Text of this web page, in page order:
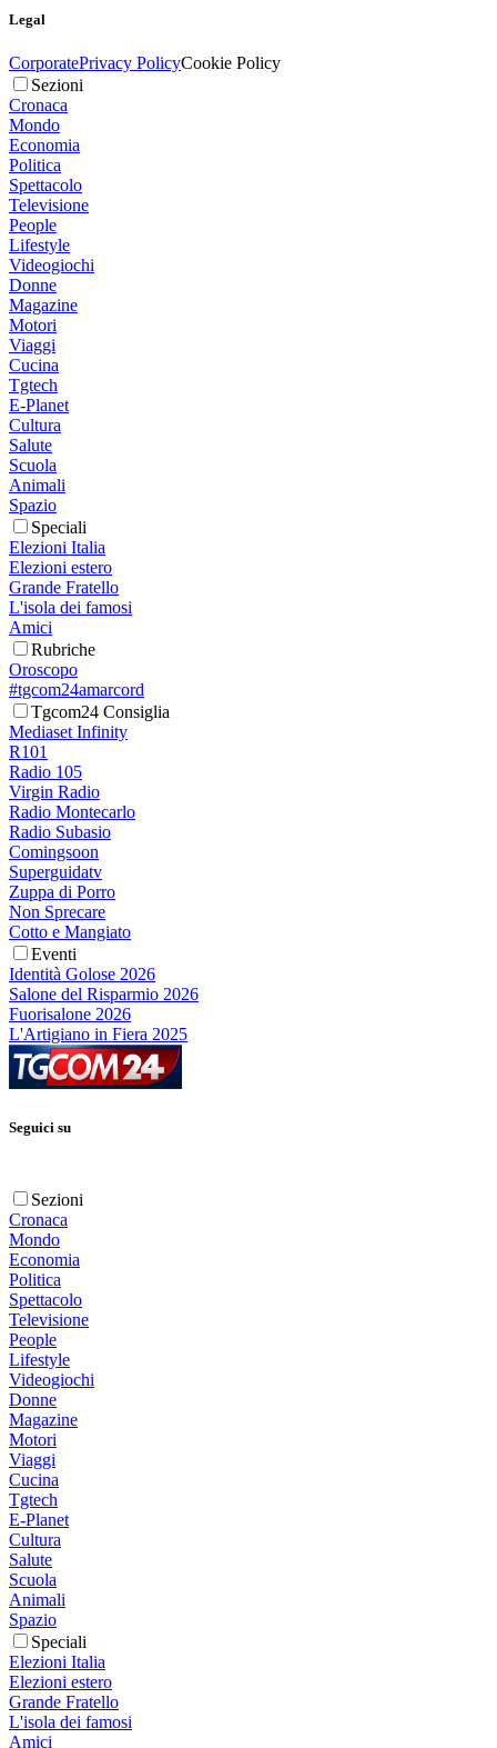
Legal
CorporatePrivacy PolicyCookie Policy
Sezioni
Cronaca
Mondo
Economia
Politica
Spettacolo
Televisione
People
Lifestyle
Videogiochi
Donne
Magazine
Motori
Viaggi
Cucina
Tgtech
E-Planet
Cultura
Salute
Scuola
Animali
Spazio
Speciali
Elezioni Italia
Elezioni estero
Grande Fratello
L'isola dei famosi
Amici
Rubriche
Oroscopo
#tgcom24amarcord
Tgcom24 Consiglia
Mediaset Infinity
R101
Radio 105
Virgin Radio
Radio Montecarlo
Radio Subasio
Comingsoon
Superguidatv
Zuppa di Porro
Non Sprecare
Cotto e Mangiato
Eventi
Identità Golose 2026
Salone del Risparmio 2026
Fuorisalone 2026
L'Artigiano in Fiera 2025
Seguici su
Sezioni
Cronaca
Mondo
Economia
Politica
Spettacolo
Televisione
People
Lifestyle
Videogiochi
Donne
Magazine
Motori
Viaggi
Cucina
Tgtech
E-Planet
Cultura
Salute
Scuola
Animali
Spazio
Speciali
Elezioni Italia
Elezioni estero
Grande Fratello
L'isola dei famosi
Amici